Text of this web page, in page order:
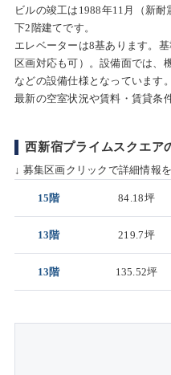
ビルの竣工は1988年11月（新
下2階建てです。
エレベーターは8基あります。
区画対応も可）。設備面では、
などの設備仕様となっています。
最新の空室状況や賃料・賃貸条
西新宿プライムスクエア
↓ 募集区画クリックで詳細情報
15階 84.18坪
13階 219.7坪
13階 135.52坪